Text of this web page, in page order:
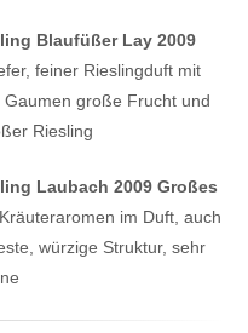
Blaufüßer Lay 2009
feiner Rieslingduft mit
große Frucht und
Riesling
Laubach 2009 Großes
im Duft, auch
würzige Struktur, sehr